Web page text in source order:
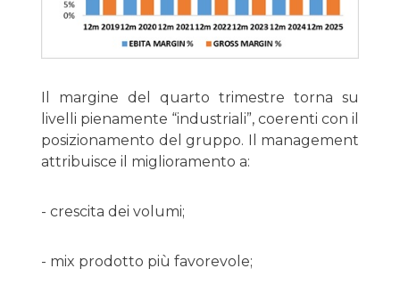
Il margine del quarto trimestre torna su
livelli pienamente “industriali”, coerenti con il
posizionamento del gruppo. Il management
attribuisce il miglioramento a:
- crescita dei volumi;
- mix prodotto più favorevole;